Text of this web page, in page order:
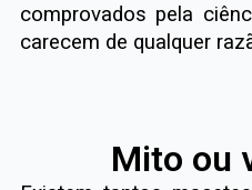
comprovados pela
carecem de qualquer
Mito ou